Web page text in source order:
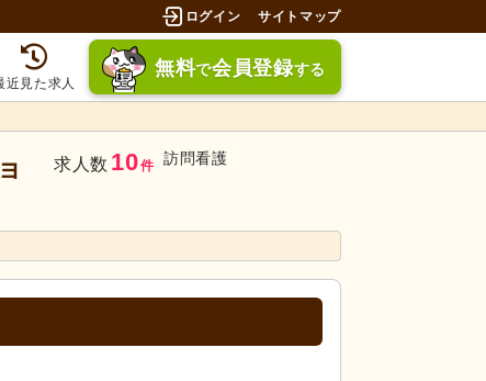
ログイン サイトマップ
近見た求人
無料で会員登録する
求人数 10件 訪問看護